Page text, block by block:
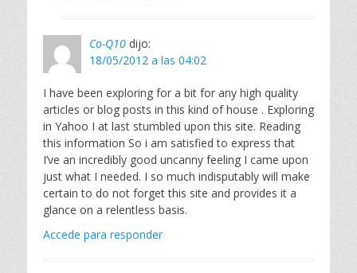
Co-Q10 dijo:
18/05/2012 a las 04:02
I have been exploring for a bit for any high quality
articles or blog posts in this kind of house . Exploring
in Yahoo I at last stumbled upon this site. Reading
this information So i am satisfied to express that
I’ve an incredibly good uncanny feeling I came upon
just what I needed. I so much indisputably will make
certain to do not forget this site and provides it a
glance on a relentless basis.
Accede para responder